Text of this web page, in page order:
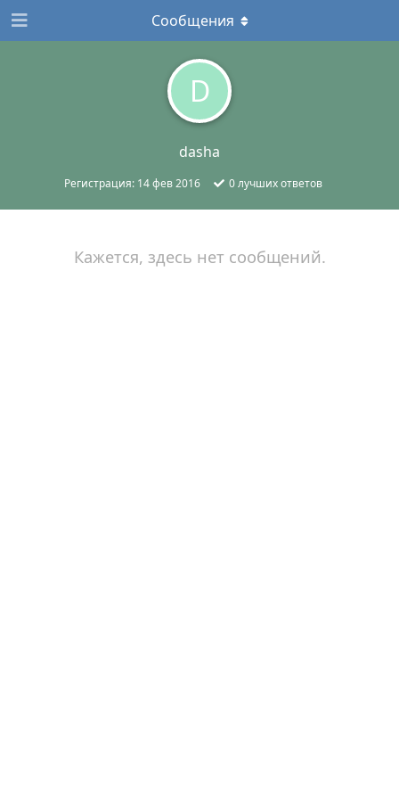
D
dasha
Регистрация: 14 фев 2016 0лучших ответов
Сообщения
Кажется, здесь нет сообщений.